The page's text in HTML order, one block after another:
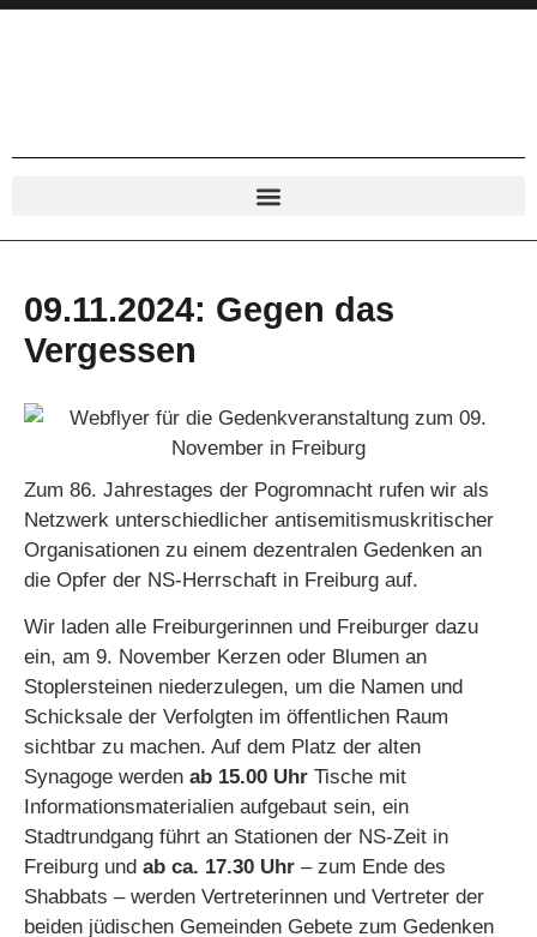
09.11.2024: Gegen das
Vergessen
Zum 86. Jahrestages der Pogromnacht rufen wir als
Netzwerk unterschiedlicher antisemitismuskritischer
Organisationen zu einem dezentralen Gedenken an
die Opfer der NS-Herrschaft in Freiburg auf.
Wir laden alle Freiburgerinnen und Freiburger dazu
ein, am 9. November Kerzen oder Blumen an
Stoplersteinen niederzulegen, um die Namen und
Schicksale der Verfolgten im öffentlichen Raum
sichtbar zu machen. Auf dem Platz der alten
Synagoge werden ab 15.00 Uhr Tische mit
Informationsmaterialien aufgebaut sein, ein
Stadtrundgang führt an Stationen der NS-Zeit in
Freiburg und ab ca. 17.30 Uhr – zum Ende des
Shabbats – werden Vertreterinnen und Vertreter der
beiden jüdischen Gemeinden Gebete zum Gedenken